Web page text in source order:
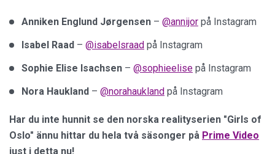
Anniken Englund Jørgensen – @annijor på Instagram
Isabel Raad – @isabelsraad på Instagram
Sophie Elise Isachsen – @sophieelise på Instagram
Nora Haukland – @norahaukland på Instagram
Har du inte hunnit se den norska realityserien "Girls of
Oslo" ännu hittar du hela två säsonger på Prime Video
just i detta nu!